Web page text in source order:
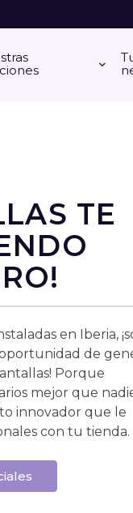
TE
en Iberia,
de
Porque
mejor que
innovador que le
con tu tienda.